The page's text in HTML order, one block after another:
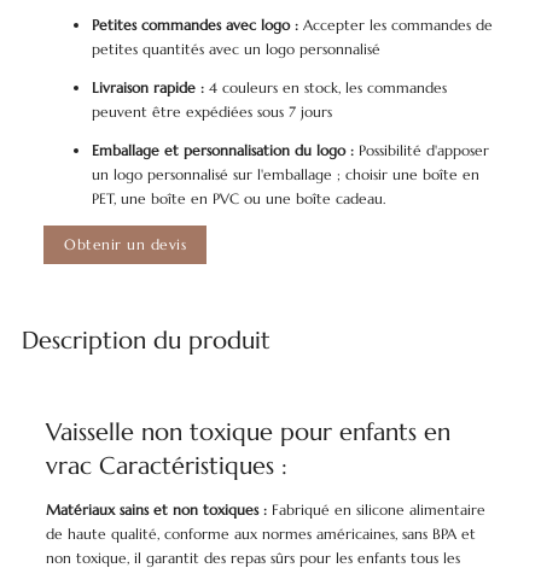
Petites commandes avec logo : Accepter les commandes de
petites quantités avec un logo personnalisé
Livraison rapide : 4 couleurs en stock, les commandes
peuvent être expédiées sous 7 jours
Emballage et personnalisation du logo : Possibilité d'apposer
un logo personnalisé sur l'emballage ; choisir une boîte en
PET, une boîte en PVC ou une boîte cadeau.
Obtenir un devis
Description du produit
Vaisselle non toxique pour enfants en
vrac Caractéristiques :
Matériaux sains et non toxiques :Fabriqué en silicone alimentaire
de haute qualité, conforme aux normes américaines, sans BPA et
non toxique, il garantit des repas sûrs pour les enfants tous les